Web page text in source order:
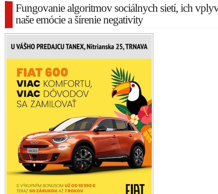
Fungovanie algoritmov sociálnych sietí, ich
naše emócie a šírenie negativity